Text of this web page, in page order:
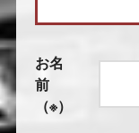
お名
前
（※）